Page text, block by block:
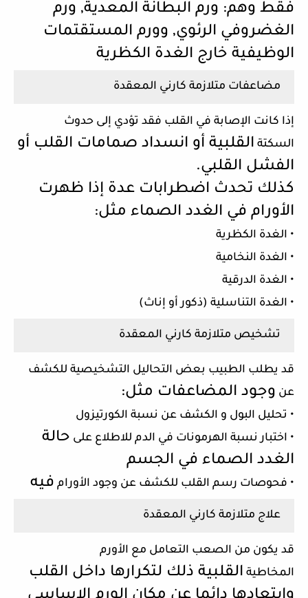
فقط وهم: ورم البطانة المعدية, ورم
الغضروفي الرئوي, وورم المستقتمات
الوظيفية خارج الغدة الكظرية
مضاعفات متلازمة كارني المعقدة
إذا كانت الإصابة في القلب فقد تؤدي إلى حدوث
السكتة القلبية أو انسداد صمامات القلب أو
الفشل القلبي.
كذلك تحدث اضطرابات عدة إذا ظهرت
الأورام في الغدد الصماء مثل:
• الغدة الكظرية
• الغدة النخامية
• الغدة الدرقية
• الغدة التناسلية (ذكور أو إناث)
تشخيص متلازمة كارني المعقدة
قد يطلب الطبيب بعض التحاليل التشخيصية للكشف
عن وجود المضاعفات مثل:
• تحليل البول و الكشف عن نسبة الكورتيزول
• اختبار نسبة الهرمونات في الدم للاطلاع على حالة
الغدد الصماء في الجسم
• فحوصات رسم القلب للكشف عن وجود الأورام فيه
علاج متلازمة كارني المعقدة
قد يكون من الصعب التعامل مع الأورم
المخاطية القلبية ذلك لتكرارها داخل القلب